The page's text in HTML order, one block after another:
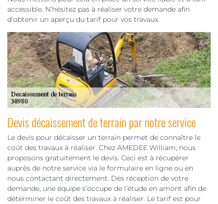
accessible. N’hésitez pas à réaliser votre demande afin
d’obtenir un aperçu du tarif pour vos travaux.
Devis décaissement de terrain par notre service
Le devis pour décaisser un terrain permet de connaître le
coût des travaux à réaliser. Chez AMEDEE William, nous
proposons gratuitement le devis. Ceci est à récupérer
auprès de notre service via le formulaire en ligne ou en
nous contactant directement. Dès réception de votre
demande, une équipe s’occupe de l’étude en amont afin de
déterminer le coût des travaux à réaliser. Le tarif est pour